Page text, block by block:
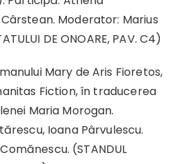
Moderator: Marius
DE ONOARE, PAV. C4)
Mary de Aris Fioretos,
Fiction, în traducerea
Maria Morogan.
Ioana Pârvulescu.
(STANDUL